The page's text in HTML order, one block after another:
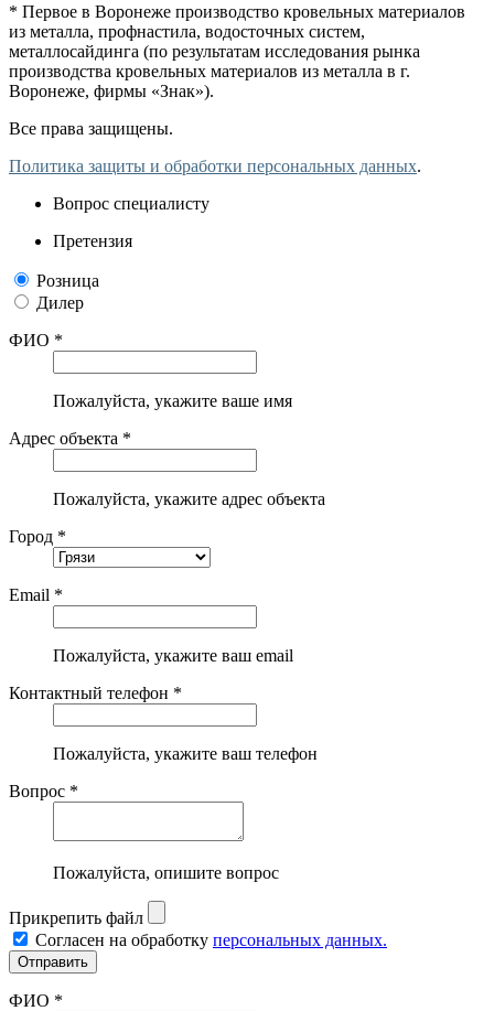
* Первое в Воронеже производство кровельных материалов
из металла, профнастила, водосточных систем,
металлосайдинга (по результатам исследования рынка
производства кровельных материалов из металла в г.
Воронеже, фирмы «Знак»).
Все права защищены.
Политика защиты и обработки персональных данных.
Вопрос специалисту
Претензия
Розница
Дилер
ФИО *
Пожалуйста, укажите ваше имя
Адрес объекта *
Пожалуйста, укажите адрес объекта
Город *
Email *
Пожалуйста, укажите ваш email
Контактный телефон *
Пожалуйста, укажите ваш телефон
Вопрос *
Пожалуйста, опишите вопрос
Прикрепить файл
Согласен на обработку персональных данных.
ФИО *